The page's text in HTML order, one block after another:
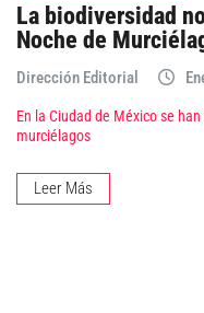
La biodiversidad
Noche de
Dirección Editorial
En la Ciudad de México se
murciélagos
Leer Más